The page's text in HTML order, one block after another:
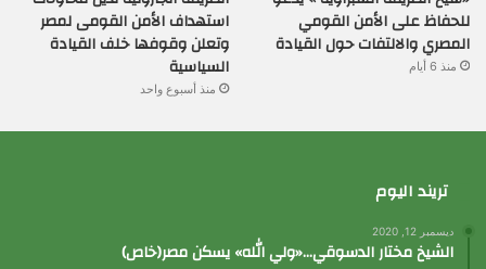
للحفاظ على الأمن القومي
المصري والالتفات حول القيادة
منذ 6 أيام
استهداف الأمن القومى لمصر
وتعلن وقوفها خلف القيادة
السياسية
منذ أسبوع واحد
تريند اليوم
ديسمبر 12, 2020
الشيخ مختار الدسوقي…«ولي الله» يسكن مصر(خاص)